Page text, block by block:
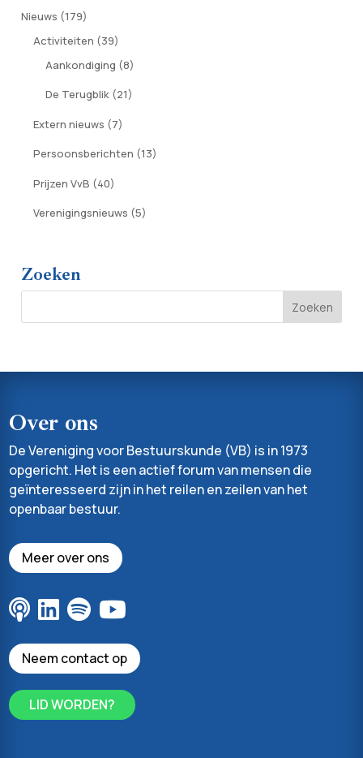
Nieuws (179)
Activiteiten (39)
Aankondiging (8)
De Terugblik (21)
Extern nieuws (7)
Persoonsberichten (13)
Prijzen VvB (40)
Verenigingsnieuws (5)
Zoeken
Over ons
De Vereniging voor Bestuurskunde (VB) is in 1973
opgericht. Het is een actief forum van mensen die
geïnteresseerd zijn in het reilen en zeilen van het
openbaar bestuur.
Meer over ons
Neem contact op
LID WORDEN?